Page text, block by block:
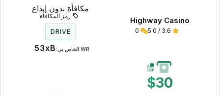
Highway Casino
3.6 / 5.0
0
$30
مكافأة بدون إيداع
رمز المكافأة
DRIVE
WR الخاص بي: 53xB